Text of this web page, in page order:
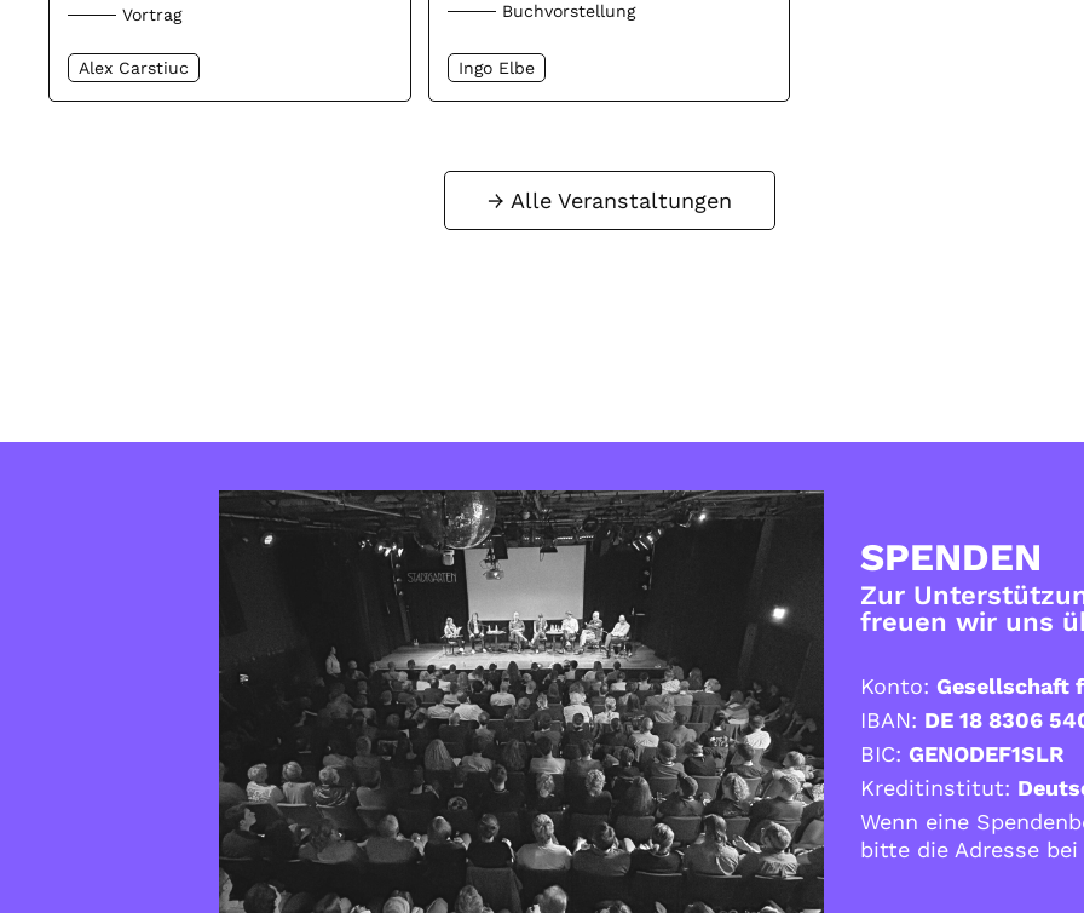
Vortrag
Alex Carstiuc
Buchvorstellung
Ingo Elbe
Alle Veranstaltungen
SPENDEN
Zur
freuen wir uns
Konto: Gesellschaft
IBAN: DE 18 8306
BIC: GENODEF1SLR
Kreditinstitut:
Wenn eine
bitte die Adresse